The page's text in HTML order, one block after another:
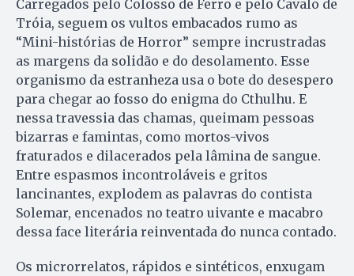
Carregados pelo Colosso de Ferro e pelo Cavalo de
Tróia, seguem os vultos embacados rumo as
“Mini-histórias de Horror” sempre incrustradas
as margens da solidão e do desolamento. Esse
organismo da estranheza usa o bote do desespero
para chegar ao fosso do enigma do Cthulhu. E
nessa travessia das chamas, queimam pessoas
bizarras e famintas, como mortos-vivos
fraturados e dilacerados pela lâmina de sangue.
Entre espasmos incontroláveis e gritos
lancinantes, explodem as palavras do contista
Solemar, encenados no teatro uivante e macabro
dessa face literária reinventada do nunca contado.
Os microrrelatos, rápidos e sintéticos, enxugam